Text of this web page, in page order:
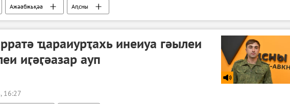
Ажәабжьқәа Аԥсны
ҵараиурҭахь инеиуа гәылеи
иӷәӷәазар ауп
16:27